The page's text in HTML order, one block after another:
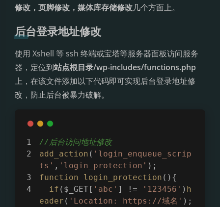
修改，页脚修改，媒体库存储修改几个方面上。
后台登录地址修改
使用 Xshell 等 ssh 终端或宝塔等服务器面板访问服务
器，定位到站点根目录/wp-includes/functions.php
上，在该文件添加以下代码即可实现后台登录地址修
改，防止后台被暴力破解。
//后台访问地址修改
add_action ( 'login_enqueue_scrip
ts' , 'login_protection' );
function
login_protection (){
if ($_GET[ 'abc' ] != '123456' ) h
eader ( 'Location: https://域名' );